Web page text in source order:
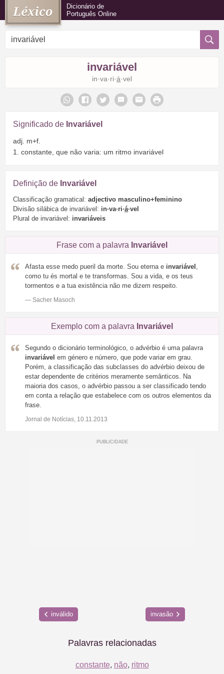
Dicionário de
Português Online
invariável
in·va·ri·á·vel
Significado de Invariável
adj. m+f.
1. constante, que não varia: um ritmo invariável
Definição de Invariável
Classificação gramatical: adjectivo masculino+feminino
Divisão silábica de invariável: in·va·ri·á·vel
Plural de invariável: invariáveis
Frase com a palavra Invariável
Afasta esse medo pueril da morte. Sou eterna e invariável
como tu és mortal e te transformas. Sou a vida, e os teus
tormentos e a tua existência não me dizem respeito.
— Sacher Masoch
Exemplo com a palavra Invariável
Segundo o dicionário terminológico, o advérbio é uma palavra
invariável em género e número, que pode variar em grau.
Porém, a classificação das subclasses do advérbio deixou de
estar dependente de critérios meramente semânticos. Na
maioria dos casos, o advérbio passou a ser classificado tendo
em conta a relação que estabelece com os outros elementos da
frase.
Jornal de Notícias, 10.11.2013
inválido invasão
Palavras relacionadas
constante, não, ritmo